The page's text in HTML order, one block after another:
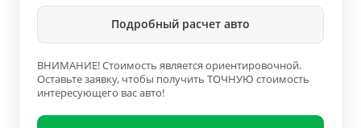
Подробный расчет авто
ВНИМАНИЕ! Стоимость является ориентировочной.
Оставьте заявку, чтобы получить ТОЧНУЮ стоимость
интересующего вас авто!